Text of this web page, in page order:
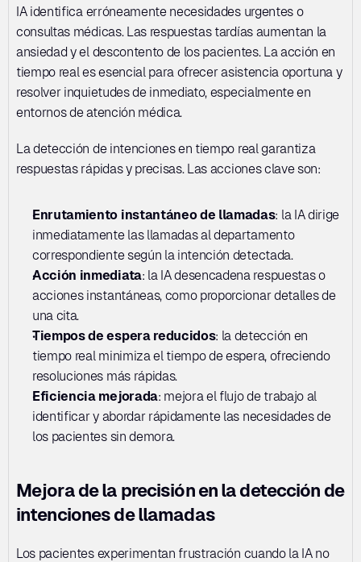
IA identifica erróneamente necesidades urgentes o
consultas médicas. Las respuestas tardías aumentan la
ansiedad y el descontento de los pacientes. La acción en
tiempo real es esencial para ofrecer asistencia oportuna y
resolver inquietudes de inmediato, especialmente en
entornos de atención médica.
La detección de intenciones en tiempo real garantiza
respuestas rápidas y precisas. Las acciones clave son:
Enrutamiento instantáneo de llamadas: la IA dirige
inmediatamente las llamadas al departamento
correspondiente según la intención detectada.
Acción inmediata: la IA desencadena respuestas o
acciones instantáneas, como proporcionar detalles de
una cita.
Tiempos de espera reducidos: la detección en
tiempo real minimiza el tiempo de espera, ofreciendo
resoluciones más rápidas.
Eficiencia mejorada: mejora el flujo de trabajo al
identificar y abordar rápidamente las necesidades de
los pacientes sin demora.
Mejora de la precisión en la detección de
intenciones de llamadas
Los pacientes experimentan frustración cuando la IA no